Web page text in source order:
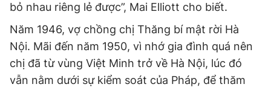
bỏ nhau riêng lẻ được”, Mai Elliott cho biết.
Năm 1946, vợ chồng chị Thăng bí mật rời Hà
Nội. Mãi đến năm 1950, vì nhớ gia đình quá nên
chị đã từ vùng Việt Minh trở về Hà Nội, lúc đó
vẫn nằm dưới sự kiểm soát của Pháp, để thăm